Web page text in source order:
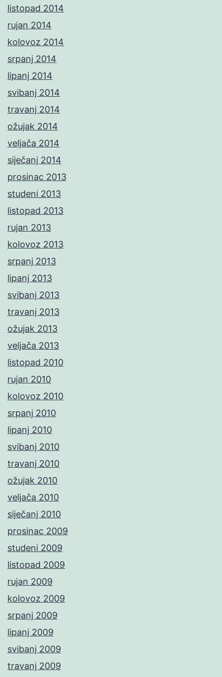
listopad 2014
rujan 2014
kolovoz 2014
srpanj 2014
lipanj 2014
svibanj 2014
travanj 2014
ožujak 2014
veljača 2014
siječanj 2014
prosinac 2013
studeni 2013
listopad 2013
rujan 2013
kolovoz 2013
srpanj 2013
lipanj 2013
svibanj 2013
travanj 2013
ožujak 2013
veljača 2013
listopad 2010
rujan 2010
kolovoz 2010
srpanj 2010
lipanj 2010
svibanj 2010
travanj 2010
ožujak 2010
veljača 2010
siječanj 2010
prosinac 2009
studeni 2009
listopad 2009
rujan 2009
kolovoz 2009
srpanj 2009
lipanj 2009
svibanj 2009
travanj 2009